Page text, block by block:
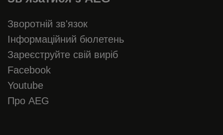
Зворотній зв'язок
Інформаційний бюлетень
Зареєструйте свій виріб
Facebook
Youtube
Про AEG